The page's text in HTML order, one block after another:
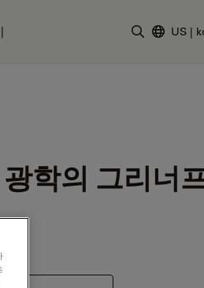
US |
학의 그리너